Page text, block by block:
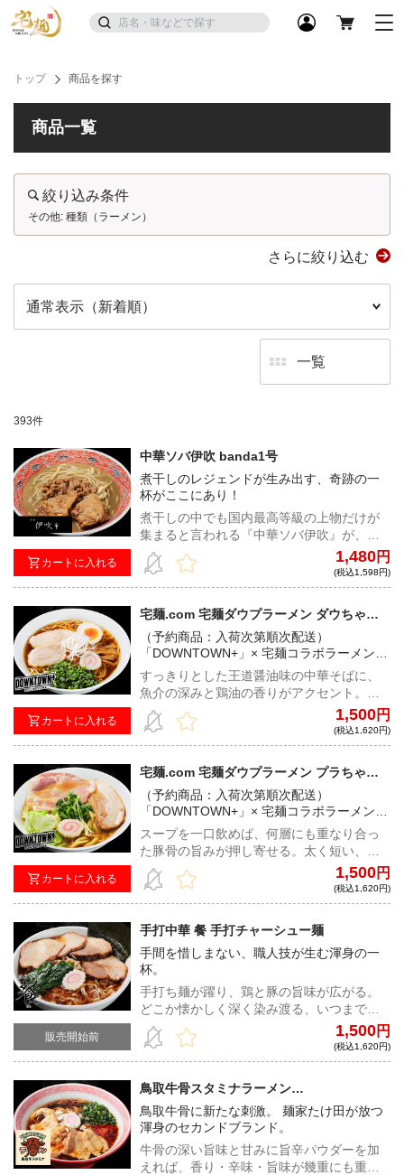
トップ 商品を探す
商品一覧
絞り込み条件
その他: 種類（ラーメン）
さらに絞り込む
393件
カートに入れる
中華ソバ伊吹 banda1号
煮干しのレジェンドが生み出す、奇跡の一
杯がここにあり！
煮干しの中でも国内最高等級の上物だけが
集まると言われる『中華ソバ伊吹』が、ト
レードマークの煮干しを生かしつつ、三村
店主自ら敬愛する、高知県のマルサ醤油の
一番搾りと茂平味噌を使用した肉味噌、ニ
中毒性のある味わいに昇華させた、宅麺で
しか食べることの出来ない一杯！
1,480円
(税込1,598円)
カートに入れる
宅麺.com 宅麺ダウプラーメン ダウちゃん
（醤油）（予約商品：入荷次第順次配送）
（予約商品：入荷次第順次配送）
「DOWNTOWN+」× 宅麺コラボラーメン！
松本人志氏とダイアン・津田篤宏氏が作り
上げた究極の味をご賞味あれ！
すっきりとした王道醤油味の中華そばに、
魚介の深みと鶏油の香りがアクセント。ち
ぢれ麺との相性も抜群で、日本人のDNAに
訴えかけるような、どこか懐かしくも、新
しい中華そば！※注文時に配送希望日をご
ただきました日程にて配送手続きをさせて
いただきます。発送完了メールに記載の配
送伝票番号を元に、ヤマト運輸へお問い合
わせいただきますと、ヤマト運輸保管期間
内での配送日をご変更いただけます。※予
約販売商品と他の商品を同時に購入された
場合、まとめて発送されるため、予約販売
1,500円
(税込1,620円)
カートに入れる
宅麺.com 宅麺ダウプラーメン プラちゃん
（豚骨魚介）（予約商品：入荷次第順次配
送）
（予約商品：入荷次第順次配送）
「DOWNTOWN+」× 宅麺コラボラーメン！
松本人志氏とダイアン・津田篤宏氏が作り
上げた究極の味をご賞味あれ！
スープを一口飲めば、何層にも重なり合っ
た豚骨の旨みが押し寄せる。太く短い、ツ
ルコシストレート麺が適度にスープをすく
い、小麦の豊かな香りと合わさり、鼻腔を
駆け抜ける、完成度抜群の一杯！※注文時
も、ご案内させていただきました日程にて
配送手続きをさせていただきます。発送完
了メールに記載の配送伝票番号を元に、ヤ
マト運輸へお問い合わせいただきますと、
ヤマト運輸保管期間内での配送日をご変更
いただけます。※予約販売商品と他の商品
を同時に購入された場合、まとめて発送さ
1,500円
(税込1,620円)
販売開始前
手打中華 餐 手打チャーシュー麺
手間を惜しまない、職人技が生む渾身の一
杯。
手打ち麺が躍り、鶏と豚の旨味が広がる。
どこか懐かしく深く染み渡る、いつまでも
愛され続けるコク深い味わい。
1,500円
(税込1,620円)
鳥取牛骨スタミナラーメン
BULLKACCHON 本店 牛骨旨辛ラーメン
鳥取牛骨に新たな刺激。 麺家たけ田が放つ
渾身のセカンドブランド。
牛骨の深い旨味と甘みに旨辛パウダーを加
えれば、香り・辛味・旨味が幾重にも重な